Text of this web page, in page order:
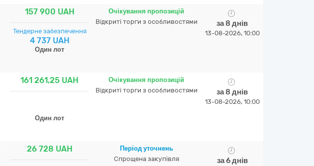
157 900 UAH
Тендерне забезпечення
4 737 UAH
Один лот
Очікування пропозицій
Відкриті торги з особливостями
за 8 днів
13-08-2026, 10:00
161 261,25 UAH
Один лот
Очікування пропозицій
Відкриті торги з особливостями
за 8 днів
13-08-2026, 10:00
26 728 UAH
Період уточнень
Спрощена закупівля
за 6 днів